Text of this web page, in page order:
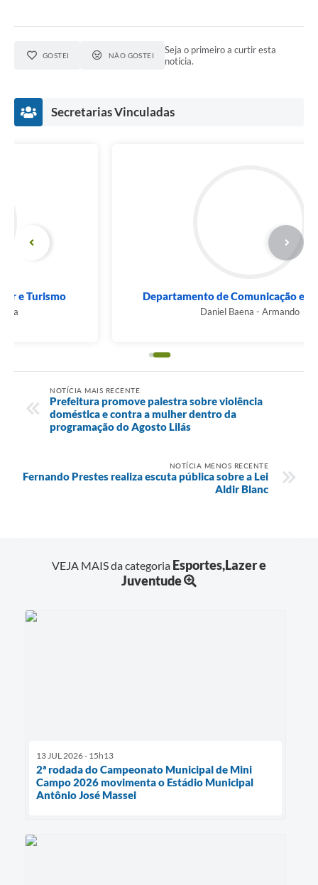
GOSTEI NÃO GOSTEI
Seja o primeiro a curtir esta
notícia.
Secretarias Vinculadas
Departamento de Comunicação e Marketing
Daniel Baena - Armando
NOTÍCIA MAIS RECENTE
Prefeitura promove palestra sobre violência
doméstica e contra a mulher dentro da
programação do Agosto Lilás
NOTÍCIA MENOS RECENTE
Fernando Prestes realiza escuta pública sobre a Lei
Aldir Blanc
VEJA MAIS da categoria Esportes,Lazer e
Juventude
13 JUL 2026 - 15h13
2ª rodada do Campeonato Municipal de Mini
Campo 2026 movimenta o Estádio Municipal
Antônio José Massei